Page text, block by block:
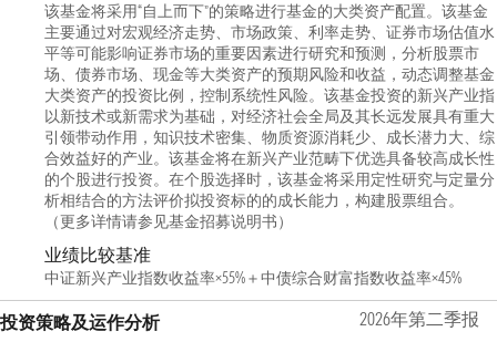
该基金将采用“自上而下”的策略进行基金的大类资产配置。该基金
主要通过对宏观经济走势、市场政策、利率走势、证券市场估值水
平等可能影响证券市场的重要因素进行研究和预测，分析股票市
场、债券市场、现金等大类资产的预期风险和收益，动态调整基金
大类资产的投资比例，控制系统性风险。该基金投资的新兴产业指
以新技术或新需求为基础，对经济社会全局及其长远发展具有重大
引领带动作用，知识技术密集、物质资源消耗少、成长潜力大、综
合效益好的产业。该基金将在新兴产业范畴下优选具备较高成长性
的个股进行投资。在个股选择时，该基金将采用定性研究与定量分
析相结合的方法评价拟投资标的的成长能力，构建股票组合。
（更多详情请参见基金招募说明书）
业绩比较基准
中证新兴产业指数收益率×55%＋中债综合财富指数收益率×45%
投资策略及运作分析 2026年第二季报